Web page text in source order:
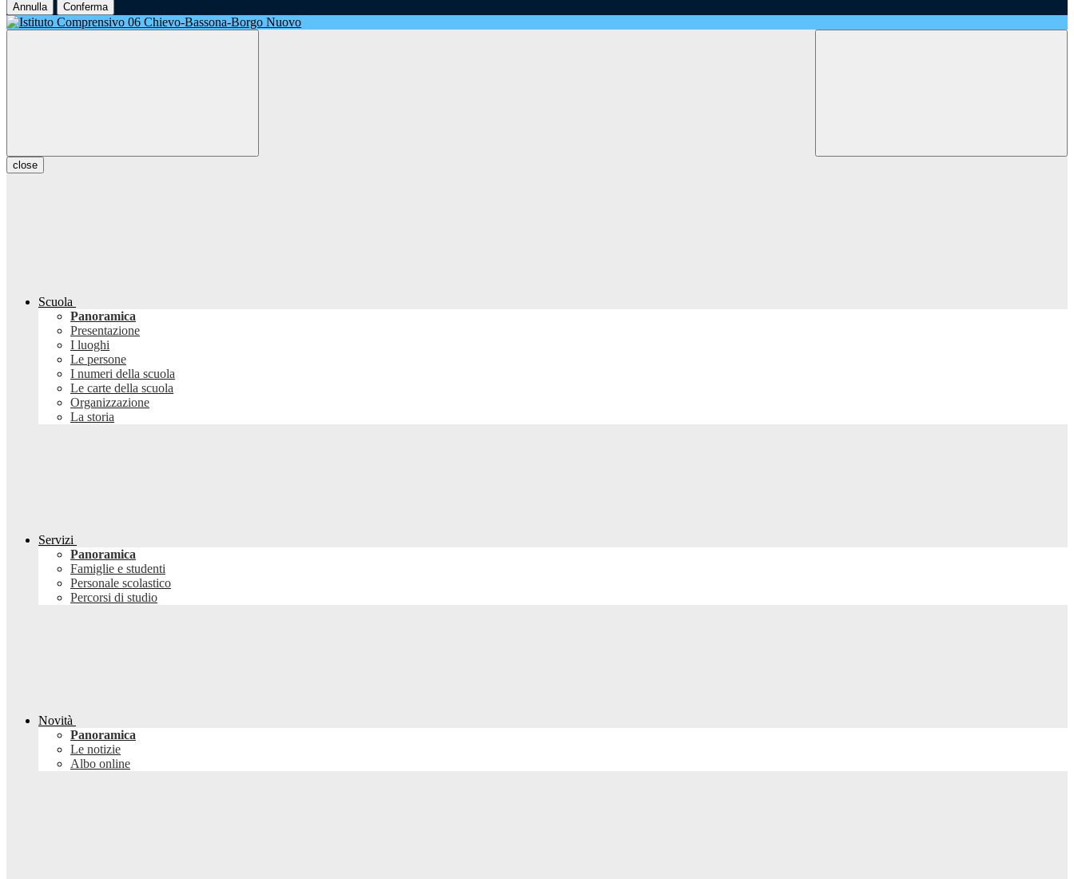
Annulla Conferma
close
Scuola
Panoramica
Presentazione
I luoghi
Le persone
I numeri della scuola
Le carte della scuola
Organizzazione
La storia
Servizi
Panoramica
Famiglie e studenti
Personale scolastico
Percorsi di studio
Novità
Panoramica
Le notizie
Albo online